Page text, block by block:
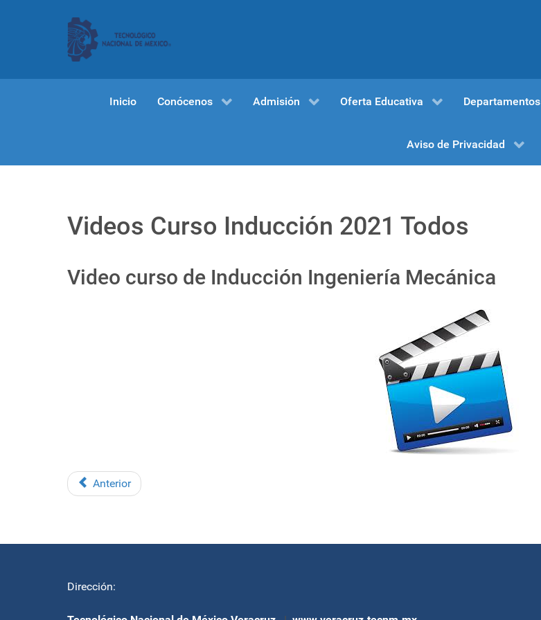
Inicio Conócenos Admisión Oferta Educativa Departamentos
Aviso de Privacidad
Videos Curso Inducción 2021 Todos
Video curso de Inducción Ingeniería Mecánica
Anterior
Dirección: